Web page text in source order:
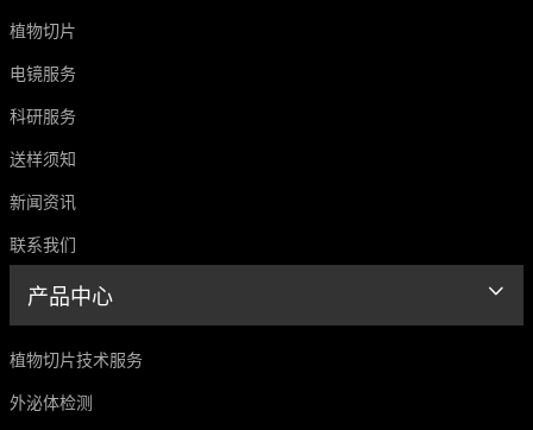
植物切片
电镜服务
科研服务
送样须知
新闻资讯
联系我们
产品中心
植物切片技术服务
外泌体检测